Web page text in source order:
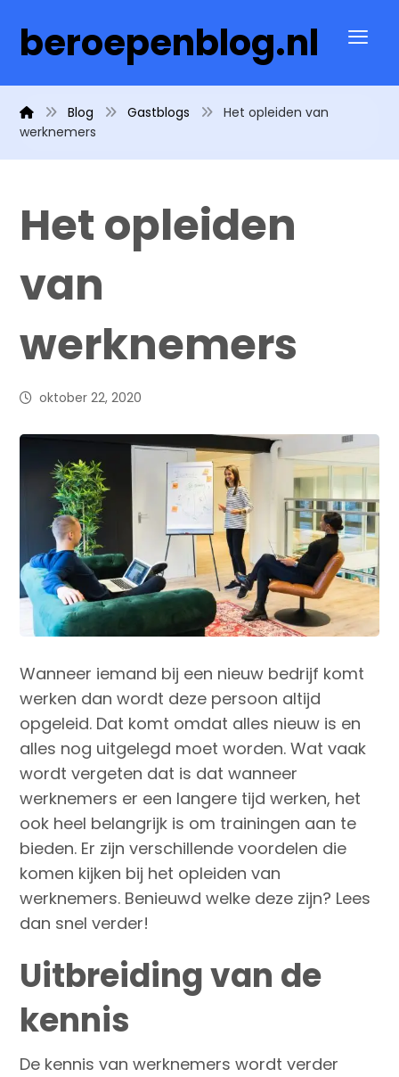
beroepenblog.nl
Blog Gastblogs
Het opleiden van
werknemers
Het opleiden
van
werknemers
oktober 22, 2020
Wanneer iemand bij een nieuw bedrijf komt
werken dan wordt deze persoon altijd
opgeleid. Dat komt omdat alles nieuw is en
alles nog uitgelegd moet worden. Wat vaak
wordt vergeten dat is dat wanneer
werknemers er een langere tijd werken, het
ook heel belangrijk is om trainingen aan te
bieden. Er zijn verschillende voordelen die
komen kijken bij het opleiden van
werknemers. Benieuwd welke deze zijn? Lees
dan snel verder!
Uitbreiding van de
kennis
De kennis van werknemers wordt verder